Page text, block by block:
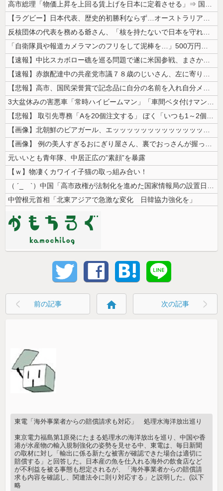
高市総理「物価上昇を上回る賃上げを日本に定着させる」⇒ 国家公務員月...
【ラグビー】日本代表、歴史的初勝利ならず…オーストラリアに逆転負け ８...
反核団体の代表を務める爺さん、「核を持たないで日本を守れますか」と中学...
「自衛隊員や報道カメラマンのフリをして泥棒を…」500万円分の預金通帳...
【速報】中比スカボロー礁を巡る問題で遂に米国参戦、まさかのこっち擁護で...
【速報】赤旗配達中の共産党市議７８歳のじいさん、左に寄りすぎたか車で民...
【悲報】高市、国民栄誉賞で記念品に自分の名前を入れ自分メインのPV撮影...
3大盆休みの害悪車「常時ハイビームマン」「車間ベタ付けマン」「法定速度...
【悲報】 取引先専務「Aを20個注文する」 ぼく「いつも1～2個しか使...
【画像】北朝鮮のビアガール、エッッッッッッッッッッッッッッッッッ！
【画像】 例の美人すぎるおにぎり屋さん、裏でおっさんが握っていたｗｗｗ...
元いいとも青年隊、中居正広の”素顔”を暴露
【ｗ】物凄くカワイイ子猫の取っ組み合い！
（ ´_ゝ`）中国「高市政権が法制化を進めた国家情報局の設置日が7月3...
中曽根元首相「北東アジアで急激な変化 日韓協力強化を」
前の記事 home 次の記事
東電「海外事業者からの賠償請求も対応」 処理水海洋放出巡り
東京電力福島第1原発にたまる処理水の海洋放出を巡り、中国や香
港が水産物の輸入規制強化の姿勢を見せる中、東電は、毎日新聞
の取材に対し「輸出に係る新たな被害が確認できた場合は適切に
賠償する」と回答した。日本産の魚を仕入れる海外の飲食店など
が不利益を被る事態も想定されるが、「海外事業者からの賠償請
求も内容を確認し、関連法令に則り対応する」と説明した。(以下
略